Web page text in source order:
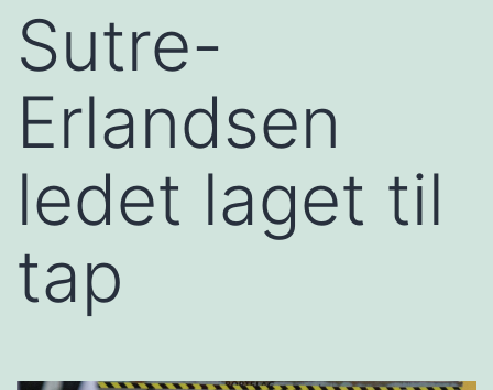
Sutre-
Erlandsen
ledet laget til
tap